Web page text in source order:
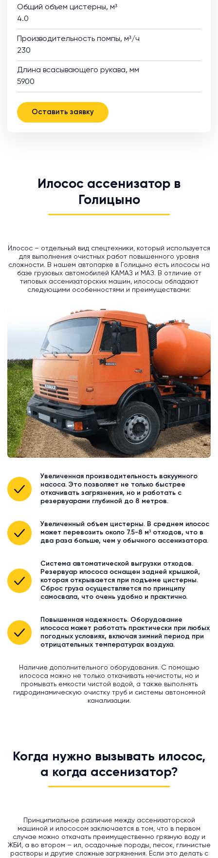
Общий объем цистерны, м³
4.0
Производительность помпы, м³/ч
230
Длина всасывающего рукава, мм
5900
Оставить заявку
Илосос ассенизатор в
Голицыно
Илосос – отдельный вид спецтехники, который используется
для выполнения очистных работ повышенного уровня
сложности. В нашем автопарке в Голицыно есть илососы на
базе грузовых автомобилей КАМАЗ и МАЗ. В отличие от
типовых ассенизаторских машин, илососы обладают
следующими особенностями и преимуществами:
Увеличенная производительность вакуумного
насоса. Это позволяет не только быстрее
откачивать загрязнения, но и работать с
резервуарами глубиной до 8 метров.
Увеличенный объем цистерны. В среднем илосос
может перевозить около 7.5-8 м³ отходов, что в
два раза больше, чем у обычного ассенизатора.
Система автоматической выгрузки отходов.
Резервуар илососа оснащен задней крышкой,
которая открывается при подъеме цистерны.
Сброс груза осуществляется по принципу
самосвала, что очень удобно и практично.
Повышенная надежность. Оборудование
илососа может работать практически при любых
погодных условиях, включая зимний период при
отрицательных температурах воздуха.
Наличие дополнительного оборудования. С помощью
илососа можно не только откачивать нечистоты, но и
промывать емкости чистой водой, а также выполнять
гидродинамическую очистку труб и системы автономной
канализации.
Когда нужно вызывать илосос,
а когда ассенизатор?
Принципиальное различие между ассенизаторской
машиной и илососом заключается в том, что в первом
случае можно откачать преимущественно грязную воду и
ЖБИ, а во втором – ил, осадочные породы, песок, глинистые
растворы и другие сложные загрязнения. Если это делать с